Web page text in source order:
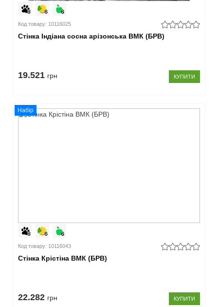
Код товару: 10116025
Cтінка Індіана сосна арізонська ВМК (БРВ)
19.521 грн КУПИТИ
Набір
Код товару: 10116043
Стінка Крістіна ВМК (БРВ)
22.282 грн КУПИТИ